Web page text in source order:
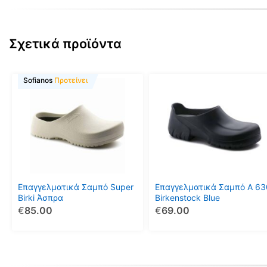
Σχετικά προϊόντα
Sofianos Προτείνει
Επαγγελματικά Σαμπό Super
Birki Άσπρα
85.00
€
Αυτό
έχει
πολλαπλές
παραλλαγές.
μπορούν
να
επιλεγούν
Επαγγελματικά Σαμπό A
Birkenstock Blue
69.00
€
προϊόν
έχει
πολλαπλές
παραλλαγές.
μπορούν
να
επιλεγούν